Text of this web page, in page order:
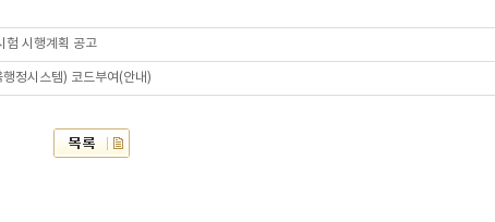
험 시행계획 공고
정시스템) 코드부여(안내)